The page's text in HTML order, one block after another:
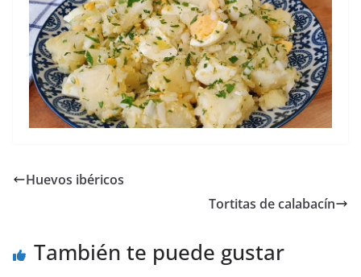
Huevos ibéricos
Tortitas de calabacín
También te puede gustar